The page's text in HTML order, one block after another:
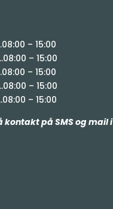
– 15:00
– 15:00
– 15:00
– 15:00
– 15:00
kontakt på SMS og mail i